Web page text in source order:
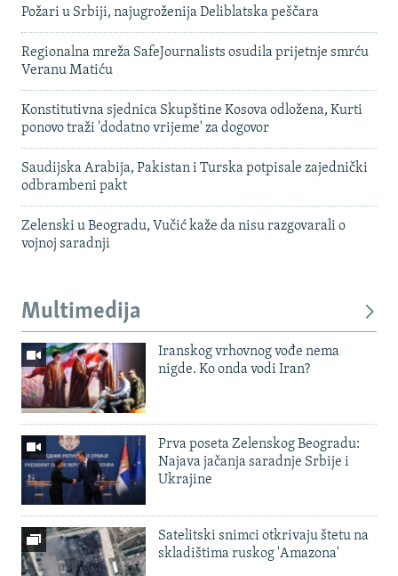
Požari u Srbiji, najugroženija Deliblatska peščara
Regionalna mreža SafeJournalists osudila prijetnje smrću
Veranu Matiću
Konstitutivna sjednica Skupštine Kosova odložena, Kurti
ponovo traži 'dodatno vrijeme' za dogovor
Saudijska Arabija, Pakistan i Turska potpisale zajednički
odbrambeni pakt
Zelenski u Beogradu, Vučić kaže da nisu razgovarali o
vojnoj saradnji
Multimedija
Iranskog vrhovnog vođe nema
nigde. Ko onda vodi Iran?
Prva poseta Zelenskog Beogradu:
Najava jačanja saradnje Srbije i
Ukrajine
Satelitski snimci otkrivaju štetu na
skladištima ruskog 'Amazona'